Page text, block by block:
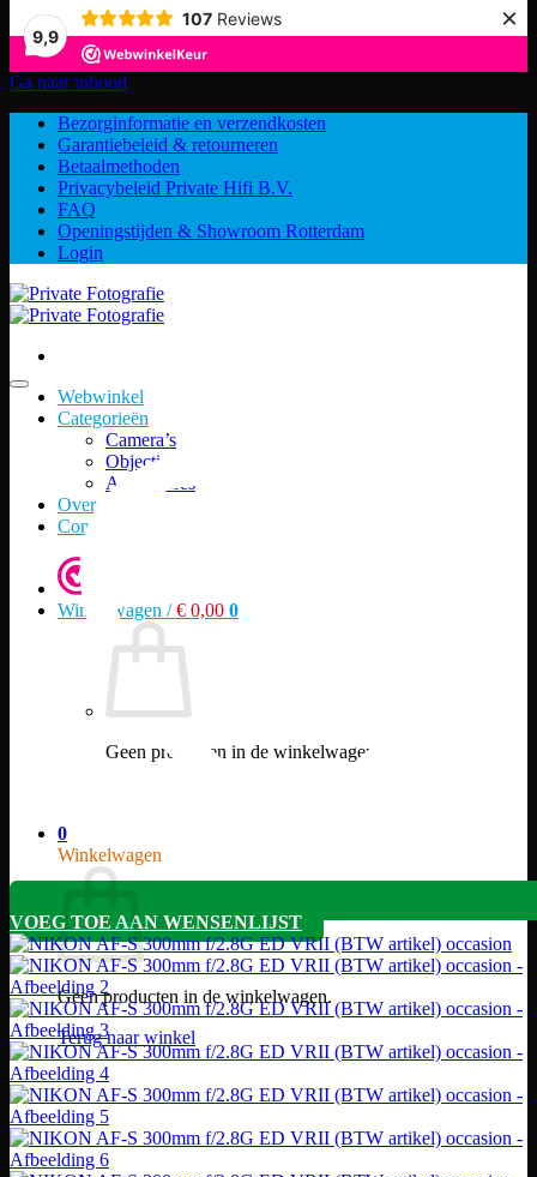
9,9
107 Reviews ×
Ga naar inhoud
Bezorginformatie en verzendkosten
Garantiebeleid & retourneren
Betaalmethoden
Privacybeleid Private Hifi B.V.
FAQ
Openingstijden & Showroom Rotterdam
Login
Webwinkel
Categorieën
Camera’s
Objectieven
Accessoires
Over ons
Contact
Winkelwagen /€ 0,00 0
Geen producten in de winkelwagen.
0
Winkelwagen
Geen producten in de winkelwagen.
Terug naar winkel
VOEG TOE AAN WENSENLIJST